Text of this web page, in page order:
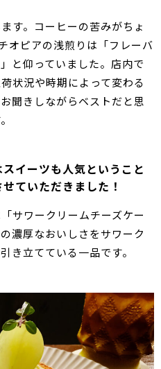
す。コーヒーの苦みがちょ
オピアの浅煎りは「フレーバ
と仰っていました。店内で
状況や時期によって変わる
聞きしながらベストだと思
イーツも人気ということ
ていただきました！
サワークリームチーズケー
濃厚なおいしさをサワーク
き立てている一品です。